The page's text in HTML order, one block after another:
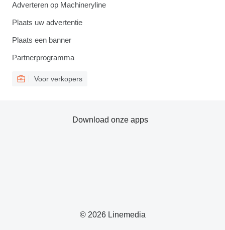
Adverteren op Machineryline
Plaats uw advertentie
Plaats een banner
Partnerprogramma
Voor verkopers
© 2026 Linemedia
Download onze apps